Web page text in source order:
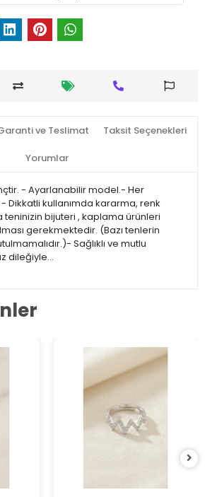
ve Teslimat Taksit Seçenekleri
Yorumlar
- Ayarlanabilir model.- Her
Dikkatli kullanımda kararma, renk
teninizin bijuteri , kaplama ürünleri
gerekmektedir. (Bazı tenlerin
Sağlıklı ve mutlu
dileğiyle…